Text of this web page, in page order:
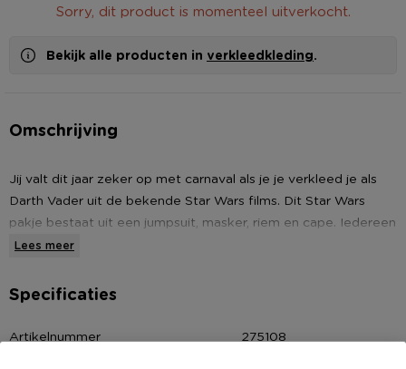
Sorry, dit product is momenteel uitverkocht.
Bekijk alle producten in verkleedkleding.
Omschrijving
Jij valt dit jaar zeker op met carnaval als je je verkleed je als
Darth Vader uit de bekende Star Wars films. Dit Star Wars
pakje bestaat uit een jumpsuit, masker, riem en cape. Iedereen
zal zeker omkijken als jij voorbij loopt als de leider van het
Eigenschappen:
Cool Star Wars Darth Vader-kostuum.
Lees meer
Specificaties
Artikelnummer
275108